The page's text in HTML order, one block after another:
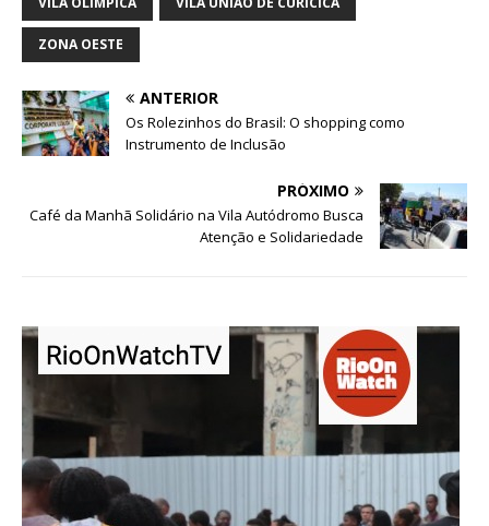
ZONA OESTE
ANTERIOR
Os Rolezinhos do Brasil: O shopping como
Instrumento de Inclusão
PRÓXIMO
Café da Manhã Solidário na Vila Autódromo Busca
Atenção e Solidariedade